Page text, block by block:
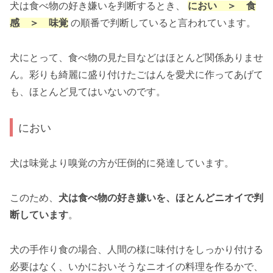
犬は食べ物の好き嫌いを判断するとき、 におい ＞ 食
感 ＞ 味覚 の順番で判断していると言われています。
犬にとって、食べ物の見た目などはほとんど関係ありませ
ん。彩りも綺麗に盛り付けたごはんを愛犬に作ってあげて
も、ほとんど見てはいないのです。
におい
犬は味覚より嗅覚の方が圧倒的に発達しています。
このため、 犬は食べ物の好き嫌いを、ほとんどニオイで判
断しています。
犬の手作り食の場合、人間の様に味付けをしっかり付ける
必要はなく、いかにおいそうなニオイの料理を作るかで、